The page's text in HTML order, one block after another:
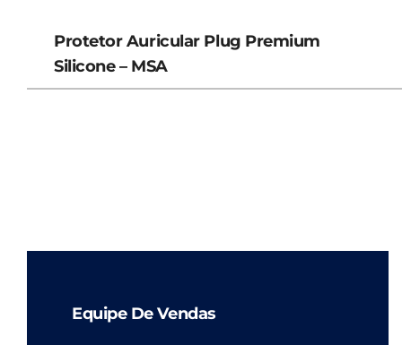
Protetor Auricular Plug Premium
Silicone – MSA
Equipe De Vendas